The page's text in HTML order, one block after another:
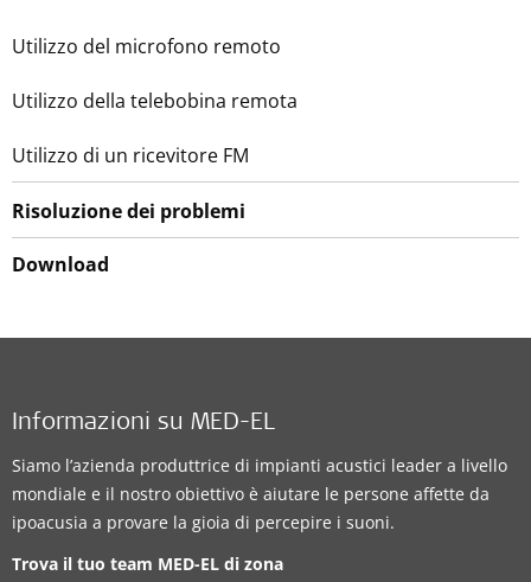
Utilizzo del microfono remoto
Utilizzo della telebobina remota
Utilizzo di un ricevitore FM
Risoluzione dei problemi
Download
Informazioni su MED-EL
Siamo l’azienda produttrice di impianti acustici leader a livello
mondiale e il nostro obiettivo è aiutare le persone affette da
ipoacusia a provare la gioia di percepire i suoni.
Trova il tuo team MED-EL di zona